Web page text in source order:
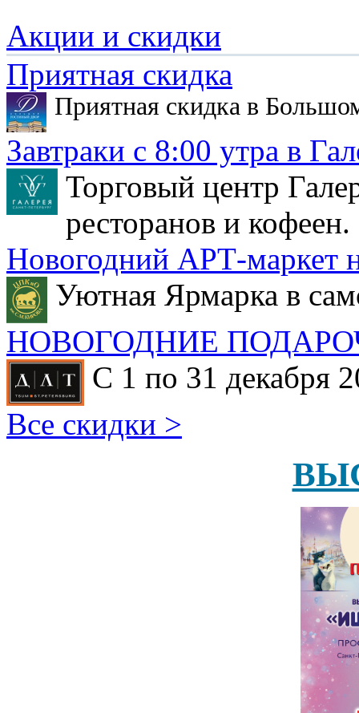
Акции и скидки
Приятная скидка
Приятная скидка в
Завтраки с 8:00 утра в
Торговый центр
ресторанов и кофеен.
Новогодний АРТ-маркет
Уютная Ярмарка в
НОВОГОДНИЕ
С 1 по 31 декабря
Все скидки >